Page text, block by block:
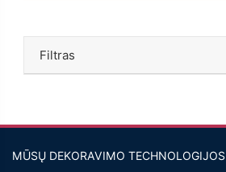
Filtras
MŪSŲ DEKORAVIMO TECHNOLOGIJOS